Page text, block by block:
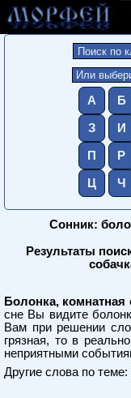
А Б
З И
П Р
Ц Ч
Сонник:
Результаты
Болонка, комнатная
сне Вы видите
Вам при решении
грязная, то в
неприятными
Другие слова по теме: